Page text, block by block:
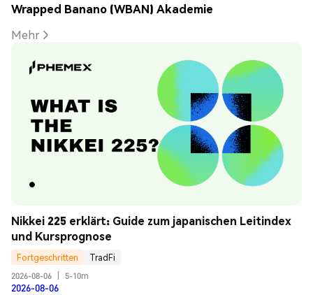
Wrapped Banano (WBAN) Akademie
Mehr
Nikkei 225 erklärt: Guide zum japanischen Leitindex
und Kursprognose
Fortgeschritten
TradFi
2026-08-06
5-10m
2026-08-06